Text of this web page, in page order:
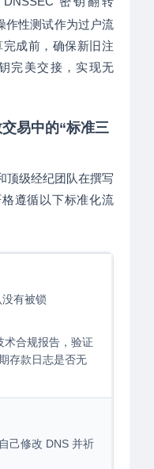
作性测试作为过户流
成前，确保新旧注
完美交接，实现无
易中的“标准三
顶级经纪团队在撰写
遵循以下标准化流
有被锁
术合规报告，验证
存款日志是否无
己修改 DNS 并祈